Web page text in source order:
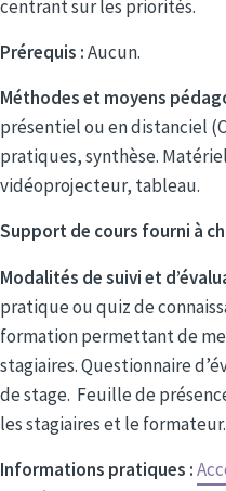
centrant sur les priorités.
Prérequis :Aucun.
Méthodes et moyens
présentiel ou en distanciel
pratiques, synthèse.
vidéoprojecteur, tableau.
Support de cours fourni à
Modalités de suivi et
pratique ou quiz de
formation permettant de
stagiaires. Questionnaire
de stage. Feuille de
les stagiaires et le
Informations pratiques :